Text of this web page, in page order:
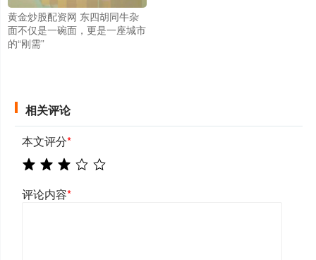
黄金炒股配资网 东四胡同牛杂
面不仅是一碗面，更是一座城市
的“刚需”
相关评论
本文评分*
评论内容*